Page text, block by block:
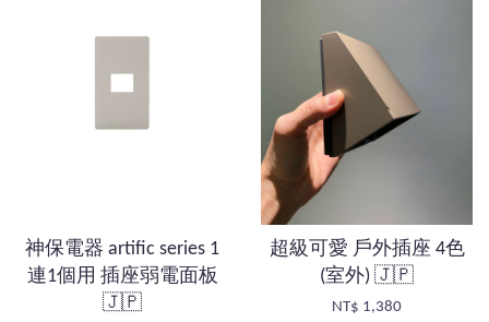
神保電器 artific series 1
連1個用 插座弱電面板
🇯🇵
超級可愛 戶外插座 4色
(室外) 🇯🇵
NT$ 1,380